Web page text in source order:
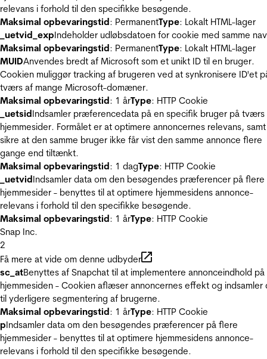
relevans i forhold til den specifikke besøgende.
Maksimal opbevaringstid: PermanentType: Lokalt HTML-lager
_uetvid_expIndeholder udløbsdatoen for cookie med samme
Maksimal opbevaringstid: PermanentType: Lokalt HTML-lager
MUIDAnvendes bredt af Microsoft som et unikt ID til en bruger.
Cookien muliggør tracking af brugeren ved at synkronisere ID'et
tværs af mange Microsoft-domæner.
Maksimal opbevaringstid: 1 årType: HTTP Cookie
_uetsidIndsamler præferencedata på en specifik bruger på tværs
hjemmesider. Formålet er at optimere annoncernes relevans, samt
sikre at den samme bruger ikke får vist den samme annonce flere
gange end tiltænkt.
Maksimal opbevaringstid: 1 dagType: HTTP Cookie
_uetvidIndsamler data om den besøgendes præferencer på flere
hjemmesider - benyttes til at optimere hjemmesidens annonce-
relevans i forhold til den specifikke besøgende.
Maksimal opbevaringstid: 1 årType: HTTP Cookie
Snap Inc.
2
Få mere at vide om denne udbyder
sc_atBenyttes af Snapchat til at implementere annonceindhold på
hjemmesiden - Cookien aflæser annoncernes effekt og indsamler
til yderligere segmentering af brugerne.
Maksimal opbevaringstid: 1 årType: HTTP Cookie
pIndsamler data om den besøgendes præferencer på flere
hjemmesider - benyttes til at optimere hjemmesidens annonce-
relevans i forhold til den specifikke besøgende.